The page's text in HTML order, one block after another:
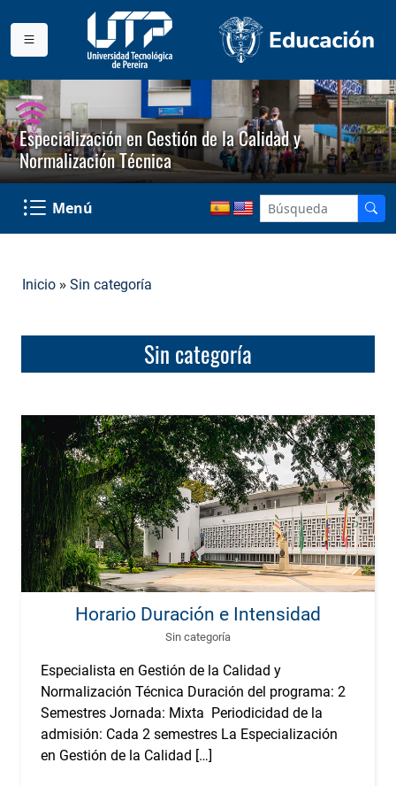
Especialización en Gestión de la Calidad y
Normalización Técnica
Menú
Inicio » Sin categoría
Sin categoría
Horario Duración e Intensidad
Sin categoría
Especialista en Gestión de la Calidad y
Normalización Técnica Duración del programa: 2
Semestres Jornada: Mixta Periodicidad de la
admisión: Cada 2 semestres La Especialización
en Gestión de la Calidad […]